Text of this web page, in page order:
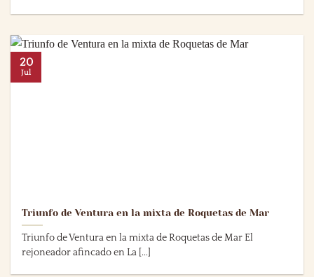
Triunfo de Ventura en la mixta de Roquetas de Mar
Triunfo de Ventura en la mixta de Roquetas de Mar El
rejoneador afincado en La [...]
20
Jul